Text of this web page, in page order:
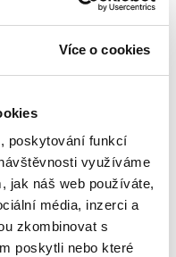
Více o cookies
poskytování funkcí
využíváme
jak náš web používáte,
média, inzerci a
zkombinovat s
poskytli nebo které
část, Valtice